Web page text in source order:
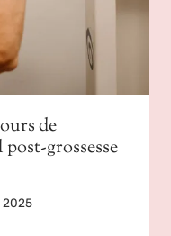
de
grossesse
2025